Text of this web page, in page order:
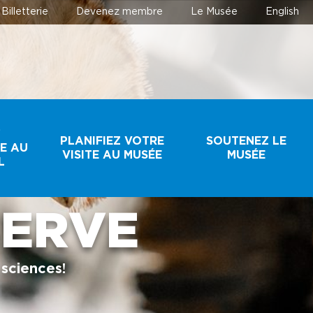
Billetterie Devenez membre Le Musée English
AU
PLANIFIEZ VOTRE
VISITE AU MUSÉE
HORAIRE ET
TARIFS
BILLETTERIE
SOUTENEZ LE
MUSÉE